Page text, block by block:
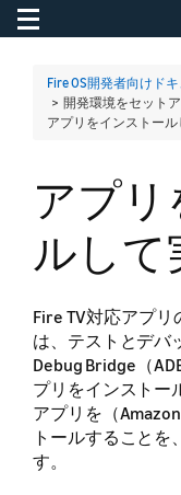
Toggle navigation
Fire OS開発者向けド
> 開発環境をセット
アプリをインストー
アプリ
ルして
Fire TV対応アプ
は、テストとデバ
Debug Bridge（
プリをインストー
アプリを（
トールすること
す。